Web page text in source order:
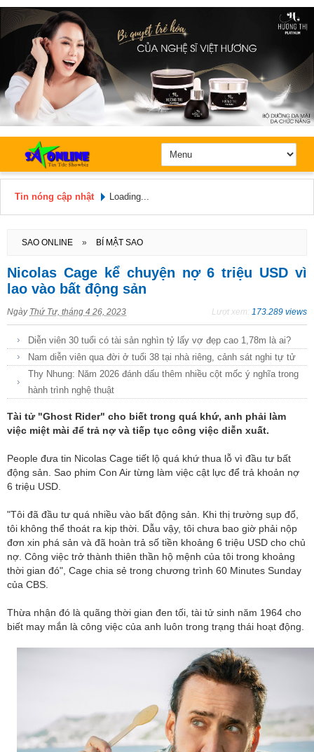
Tin nóng cập nhật Loading...
SAO ONLINE » BÍ MẬT SAO
Nicolas Cage kể chuyện nợ 6 triệu USD vì
lao vào bất động sản
Ngày Thứ Tư, tháng 4 26, 2023 Lượt xem: 173.289 views
Diễn viên 30 tuổi có tài sản nghìn tỷ lấy vợ đẹp cao 1,78m là ai?
Nam diễn viên qua đời ở tuổi 38 tại nhà riêng, cảnh sát nghi tự tử
Thy Nhung: Năm 2026 đánh dấu thêm nhiều cột mốc ý nghĩa trong
hành trình nghệ thuật
Tài tử "Ghost Rider" cho biết trong quá khứ, anh phải làm
việc miệt mài để trả nợ và tiếp tục công việc diễn xuất.
People đưa tin Nicolas Cage tiết lộ quá khứ thua lỗ vì đầu tư bất
động sản. Sao phim Con Air từng làm việc cật lực để trả khoản nợ
6 triệu USD.
"Tôi đã đầu tư quá nhiều vào bất động sản. Khi thị trường sụp đổ,
tôi không thể thoát ra kịp thời. Dẫu vậy, tôi chưa bao giờ phải nộp
đơn xin phá sản và đã hoàn trả số tiền khoảng 6 triệu USD cho chủ
nợ. Công việc trở thành thiên thần hộ mệnh của tôi trong khoảng
thời gian đó", Cage chia sẻ trong chương trình 60 Minutes Sunday
của CBS.
Thừa nhận đó là quãng thời gian đen tối, tài tử sinh năm 1964 cho
biết may mắn là công việc của anh luôn trong trạng thái hoạt động.